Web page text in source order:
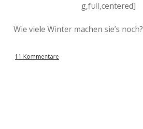
g,full,centered]
Wie viele Winter machen sie’s noch?
11 Kommentare